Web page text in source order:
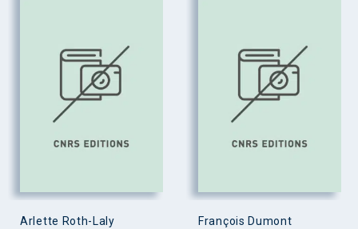
Arlette Roth-Laly François Dumont